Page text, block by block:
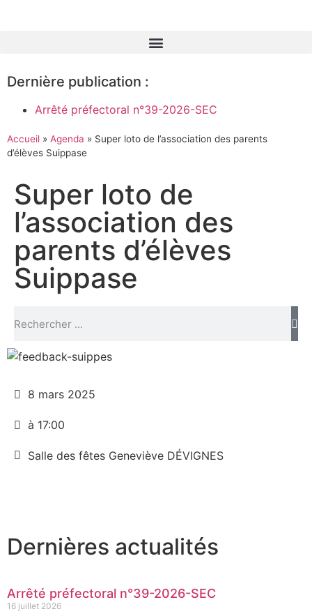
Dernière publication :
Arrêté préfectoral n°39-2026-SEC
Accueil » Agenda » Super loto de l’association des parents
d’élèves Suippase
Super loto de
l’association des
parents d’élèves
Suippase
8 mars 2025
à 17:00
Salle des fêtes Geneviève DÉVIGNES
Dernières actualités
Arrêté préfectoral n°39-2026-SEC
16 juillet 2026